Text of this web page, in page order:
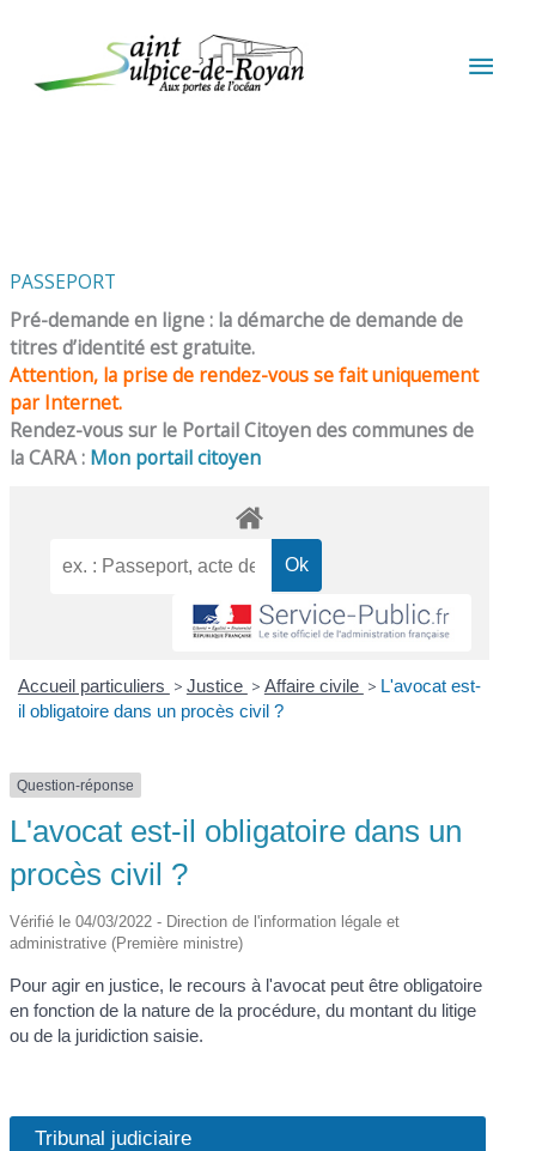
PASSEPORT
Pré-demande en ligne : la démarche de demande de
titres d’identité est gratuite.
Attention, la prise de rendez-vous se fait uniquement
par Internet.
Rendez-vous sur le Portail Citoyen des communes de
la CARA : Mon portail citoyen
Accueil particuliers > Justice > Affaire civile > L'avocat est-
il obligatoire dans un procès civil ?
Question-réponse
L'avocat est-il obligatoire dans un
procès civil ?
Vérifié le 04/03/2022 - Direction de l'information légale et
administrative (Première ministre)
Pour agir en justice, le recours à l'avocat peut être obligatoire
en fonction de la nature de la procédure, du montant du litige
ou de la juridiction saisie.
Tribunal judiciaire